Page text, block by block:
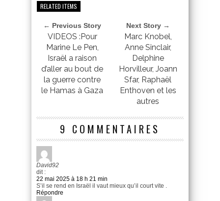
RELATED ITEMS
← Previous Story
VIDEOS :Pour
Marine Le Pen,
Israël a raison
d’aller au bout de
la guerre contre
le Hamas à Gaza
Next Story →
Marc Knobel,
Anne Sinclair,
Delphine
Horvilleur, Joann
Sfar, Raphaël
Enthoven et les
autres
9 COMMENTAIRES
David92
dit :
22 mai 2025 à 18 h 21 min
S’il se rend en Israël il vaut mieux qu’il court vite .
Répondre